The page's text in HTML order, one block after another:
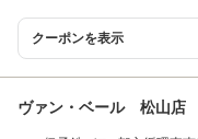
クーポンを表示
ヴァン・ベール 松山店